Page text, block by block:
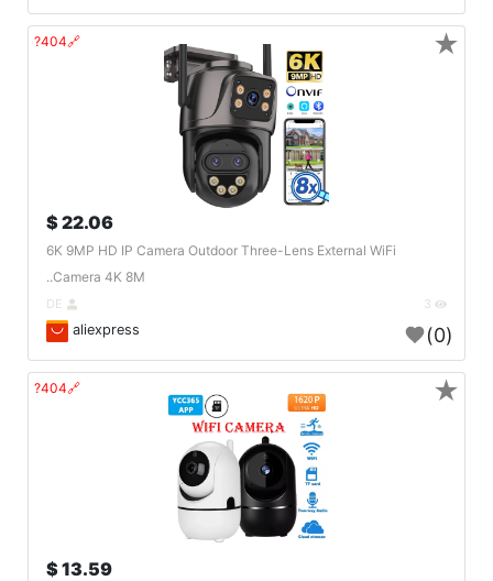
🔗404?
22.06 $
6K 9MP HD IP Camera Outdoor Three-Lens External WiFi
Camera 4K 8M..
aliexpress (0)
★
🔗404?
13.59 $
★